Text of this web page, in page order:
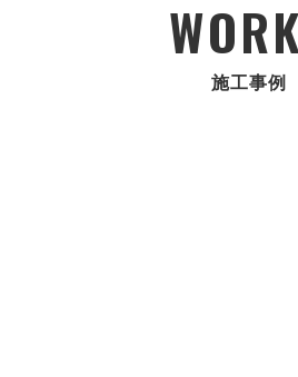
施工事例